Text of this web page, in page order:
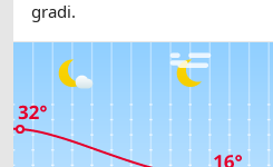
gradi.